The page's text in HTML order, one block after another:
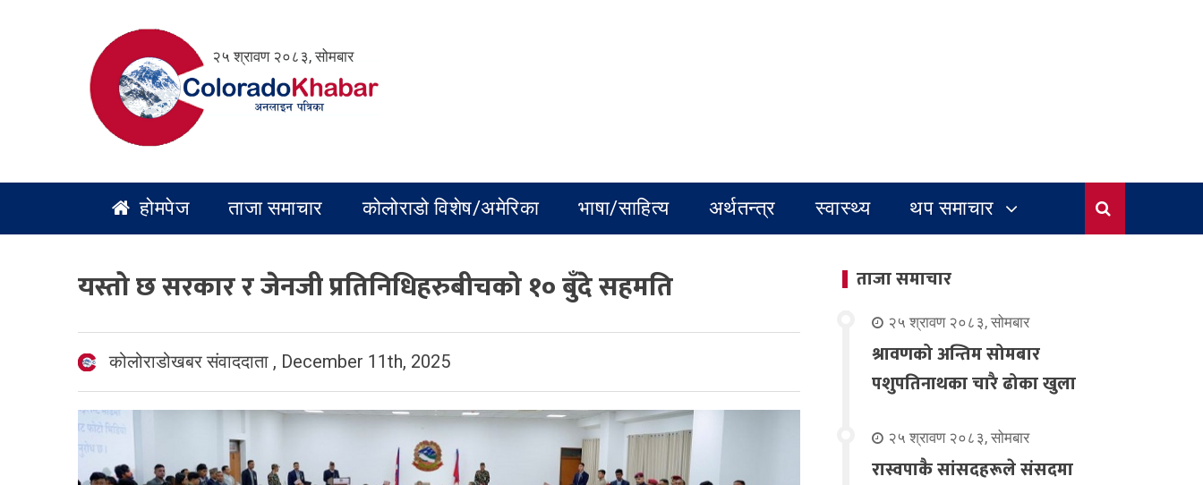
२५ श्रावण २०८३, सोमबार
होमपेज ताजा समाचार कोलोराडो विशेष/अमेरिका भाषा/साहित्य अर्थतन्त्र स्वास्थ्य थप समाचार
यस्तो छ सरकार र जेनजी प्रतिनिधिहरुबीचको १० बुँदे सहमति
कोलोराडोखबर संवाददाता , December 11th, 2025
ताजा समाचार
२५ श्रावण २०८३, सोमबार
श्रावणको अन्तिम सोमबार
पशुपतिनाथका चारै ढोका खुला
२५ श्रावण २०८३, सोमबार
रास्वपाकै सांसदहरूले संसदमा